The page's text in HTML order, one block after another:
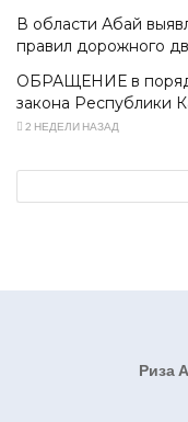
В области Абай
правил дорожного
ОБРАЩЕНИЕ в
закона Республики
2 НЕДЕЛИ НАЗАД
Риза